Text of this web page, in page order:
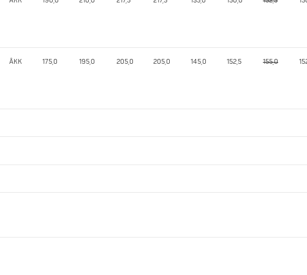
ÅKK 175,0 195,0 205,0 205,0 145,0 152,5 155,0